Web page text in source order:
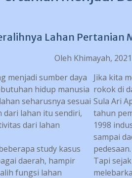
Lahan Pertanian
Oleh Khimayah, 2021
menjadi sumber daya
hidup manusia
seharusnya sesuai
dari lahan itu sendiri,
dari lahan
study kasus
daerah, hampir
fungsi lahan
Jika kita
rokok di
Sula Ari
tahun
1998
sampai
pedesaan.
Tapi